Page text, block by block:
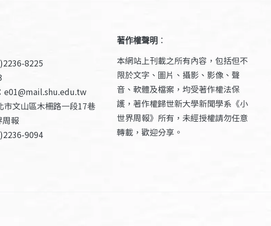
8225
e01@mail.shu.edu.tw
市文山區木柵路一段17巷
周報
9094
著作權聲明 ：
本網站上刊載之所有內容，包括但不
限於文字、圖片、攝影、影像、聲
音、軟體及檔案，均受著作權法保
護，著作權歸世新大學新聞學系《小
世界周報》所有，未經授權請勿任意
轉載，歡迎分享。